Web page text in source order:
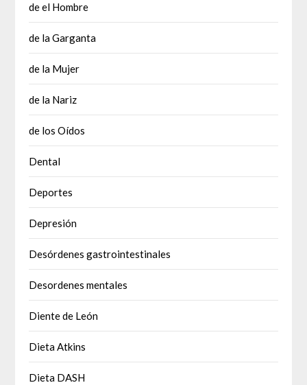
de el Hombre
de la Garganta
de la Mujer
de la Nariz
de los Oídos
Dental
Deportes
Depresión
Desórdenes gastrointestinales
Desordenes mentales
Diente de León
Dieta Atkins
Dieta DASH